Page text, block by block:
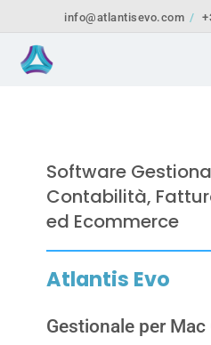
info@atlantisevo.com
Software
Contabilità,
ed Ecommerce
Atlantis Evo
Gestionale per Mac